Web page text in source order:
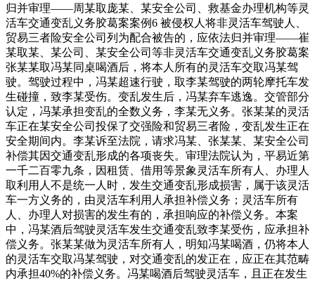
归并审理——周某取庞某、某安全公司、救基金办理机构等灵
活车交通变乱义务胶葛案案例6 被侵权人将非灵活车驾驶人、
贸易三者险安全公司列为配合被告的，应依法归并审理——崔
某取某、某公司、某安全公司等非灵活车交通变乱义务胶葛案
张某某取冯某同桌喝酒后，将本人所有的灵活车交取冯某驾
驶。驾驶过程中，冯某超速行驶，取李某驾驶的两轮摩托车发
生碰撞，致李某受伤。变乱发生后，冯某弃车逃逸。交管部分
认定，冯某承担变乱的全数义务，李某无义务。张某某的灵活
车正在某安全公司投保了交强险和贸易三者险，变乱发生正在
安全期间内。李某诉至法院，请求冯某、张某某、某安全公司
补偿其因交通变乱形成的各项丧失。审理法院认为，平易近第
一千二百零九条，因租赁、借用等景象灵活车所有人、办理人
取利用人不是统一人时，发生交通变乱形成损害，属于该灵活
车一方义务的，由灵活车利用人承担补偿义务；灵活车所有
人、办理人对损害的发生有的，承担响应的补偿义务。本案
中，冯某酒后驾驶灵活车发生交通变乱致李某受伤，应承担补
偿义务。张某某做为灵活车所有人，明知冯某喝酒，仍将本人
的灵活车交取冯某驾驶，对交通变乱的发正在，应正在其范畴
内承担40%的补偿义务。冯某喝酒后驾驶灵活车，且正在发生